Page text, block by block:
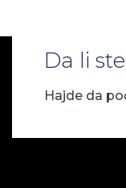
Da li
Hajde da